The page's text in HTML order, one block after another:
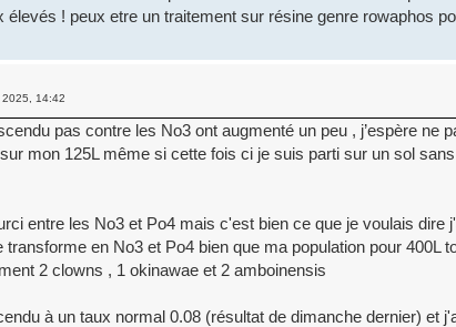
élevés ! peux etre un traitement sur résine genre rowaphos
14:42
pas contre les No3 ont augmenté un peu , j’espère ne
mon 125L même si cette fois ci je suis parti sur un sol
entre les No3 et Po4 mais c'est bien ce que je voulais dire
transforme en No3 et Po4 bien que ma population pour 400L
2 clowns , 1 okinawae et 2 amboinensis
à un taux normal 0.08 (résultat de dimanche dernier) et